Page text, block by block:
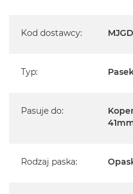
Kod dostawcy:
Typ:
Pasuje do:
Rodzaj paska: